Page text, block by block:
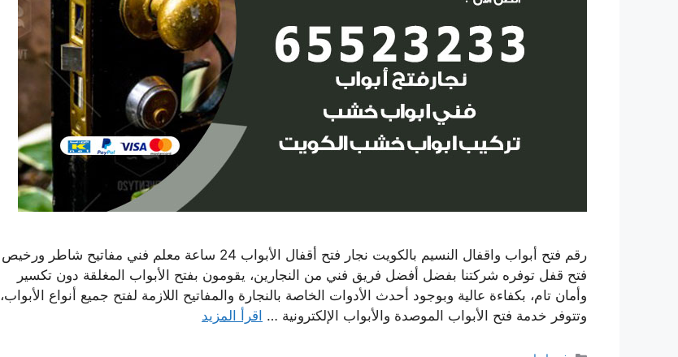
رقم فتح أبواب واقفال النسيم بالكويت نجار فتح أقفال الأبواب 24 ساعة معلم فني مفاتيح شاطر ورخيص
فتح قفل توفره شركتنا بفضل أفضل فريق فني من النجارين، يقومون بفتح الأبواب المغلقة دون تكسير
وأمان تام، بكفاءة عالية وبوجود أحدث الأدوات الخاصة بالنجارة والمفاتيح اللازمة لفتح جميع أنواع الأبواب،
وتتوفر خدمة فتح الأبواب الموصدة والأبواب الإلكترونية … اقرأ المزيد